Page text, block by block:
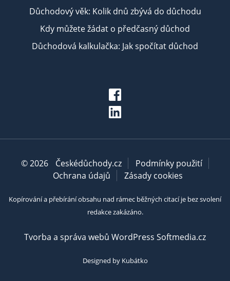
Důchodový věk: Kolik dnů zbývá do důchodu
Kdy můžete žádat o předčasný důchod
Důchodová kalkulačka: Jak spočítat důchod
© 2026 Českédůchody.cz
Podmínky použití
Ochrana údajů
Zásady cookies
Kopírování a přebírání obsahu nad rámec běžných citací je bez svolení
redakce zakázáno.
Tvorba a správa webů WordPress Softmedia.cz
Designed by Kubátko